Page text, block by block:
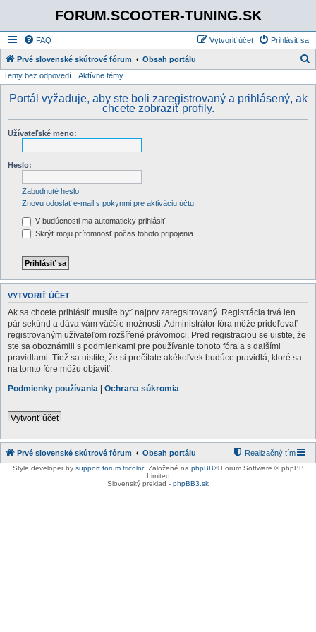
FORUM.SCOOTER-TUNING.SK
FAQ Prihlásiť sa
Vytvoriť účet
Prvé slovenské skútrové fórum Obsah portálu
Temy bez odpovedí Aktívne témy
Portál vyžaduje, aby ste boli zaregistrovaný a prihlásený, ak
chcete zobraziť profily.
Užívateľské meno:
Heslo:
Zabudnuté heslo
Znovu odoslať e-mail s pokynmi pre aktiváciu účtu
V budúcnosti ma automaticky prihlásiť
Skrýť moju prítomnosť počas tohoto pripojenia
VYTVORIŤ ÚČET
Ak sa chcete prihlásiť musíte byť najprv zaregsitrovaný. Registrácia trvá len
pár sekúnd a dáva vám väčšie možnosti. Administrátor fóra môže prideľovať
registrovaným užívateľom rozšířené právomoci. Pred registraciou se uistite, že
ste sa oboznámili s podmienkami pre používanie tohoto fóra a s dalšími
pravidlami. Tiež sa uistite, že si prečítate akékoľvek budúce pravidlá, ktoré sa
na tomto fóre môžu objaviť.
Podmienky používania | Ochrana súkromia
Vytvoriť účet
Prvé slovenské skútrové fórum Obsah portálu Realizačný tím
Style developer by support forum tricolor, Založené na phpBB® Forum Software © phpBB
Limited
Slovenský preklad - phpBB3.sk